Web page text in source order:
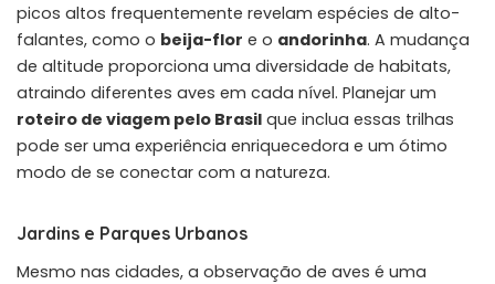
picos altos frequentemente revelam espécies de alto-
falantes, como o beija-flor e o andorinha. A mudança
de altitude proporciona uma diversidade de habitats,
atraindo diferentes aves em cada nível. Planejar um
roteiro de viagem pelo Brasil que inclua essas trilhas
pode ser uma experiência enriquecedora e um ótimo
modo de se conectar com a natureza.
Jardins e Parques Urbanos
Mesmo nas cidades, a observação de aves é uma